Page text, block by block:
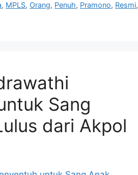
, MPLS, Orang, Penuh, Pramono, Resmi,
Sang
dari Akpol